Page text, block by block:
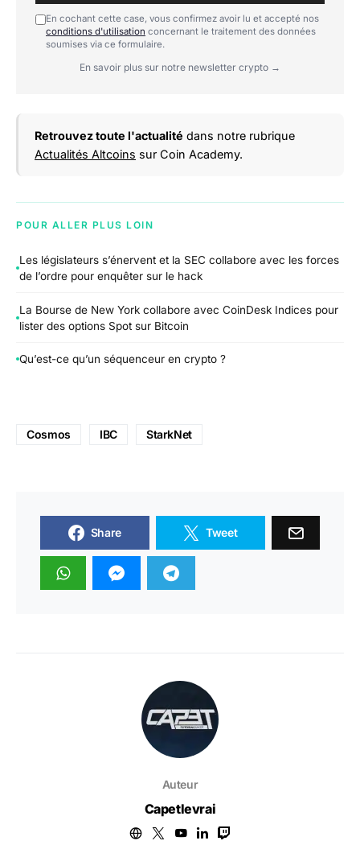
En cochant cette case, vous confirmez avoir lu et accepté nos
conditions d'utilisation concernant le traitement des données
soumises via ce formulaire.
En savoir plus sur notre newsletter crypto →
Retrouvez toute l'actualité dans notre rubrique
Actualités Altcoins sur Coin Academy.
POUR ALLER PLUS LOIN
Les législateurs s’énervent et la SEC collabore avec les forces
de l’ordre pour enquêter sur le hack
La Bourse de New York collabore avec CoinDesk Indices pour
lister des options Spot sur Bitcoin
Qu’est-ce qu’un séquenceur en crypto ?
Cosmos IBC StarkNet
Share Tweet
Auteur
Capetlevrai